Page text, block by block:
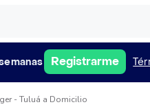
Registrarme
- Tuluá a Domicilio